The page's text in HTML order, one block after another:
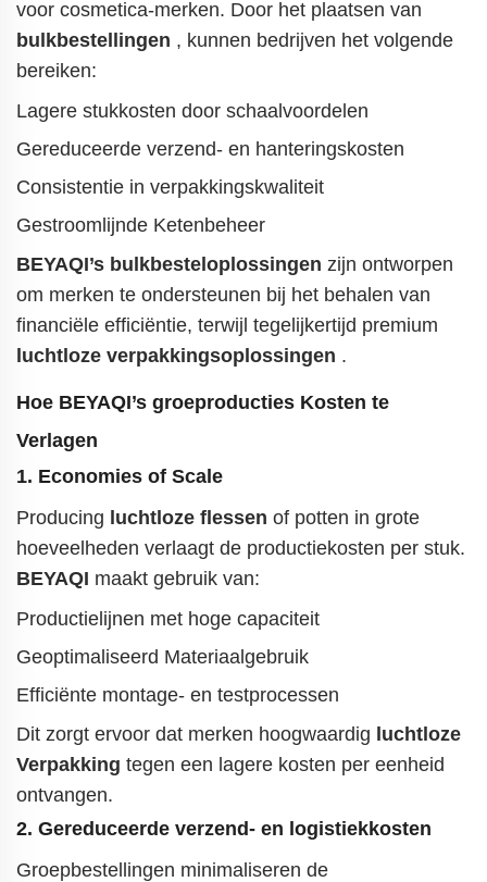
voor cosmetica-merken. Door het plaatsen van
bulkbestellingen , kunnen bedrijven het volgende
bereiken:
Lagere stukkosten door schaalvoordelen
Gereduceerde verzend- en hanteringskosten
Consistentie in verpakkingskwaliteit
Gestroomlijnde Ketenbeheer
BEYAQI’s bulkbesteloplossingen zijn ontworpen
om merken te ondersteunen bij het behalen van
financiële efficiëntie, terwijl tegelijkertijd premium
luchtloze verpakkingsoplossingen .
Hoe BEYAQI’s groeproducties Kosten te
Verlagen
1. Economies of Scale
Producing luchtloze flessen of potten in grote
hoeveelheden verlaagt de productiekosten per stuk.
BEYAQI maakt gebruik van:
Productielijnen met hoge capaciteit
Geoptimaliseerd Materiaalgebruik
Efficiënte montage- en testprocessen
Dit zorgt ervoor dat merken hoogwaardig luchtloze
Verpakking tegen een lagere kosten per eenheid
ontvangen.
2. Gereduceerde verzend- en logistiekkosten
Groepbestellingen minimaliseren de